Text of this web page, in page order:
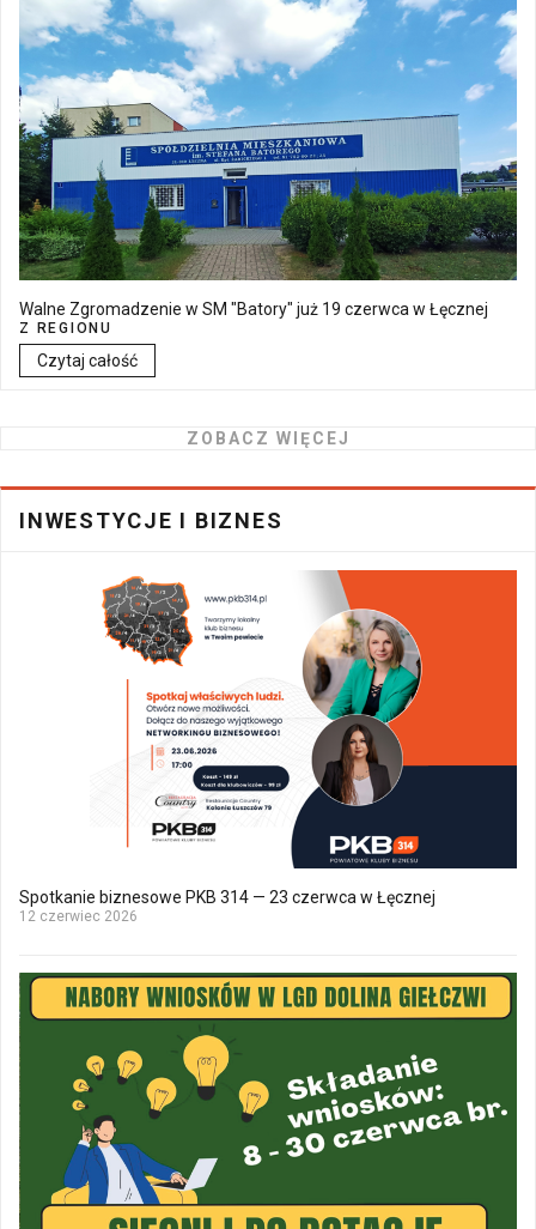
Walne Zgromadzenie w SM "Batory" już 19 czerwca w Łęcznej
Z REGIONU
Czytaj całość
ZOBACZ WIĘCEJ
INWESTYCJE I BIZNES
Spotkanie biznesowe PKB 314 — 23 czerwca w Łęcznej
12 czerwiec 2026